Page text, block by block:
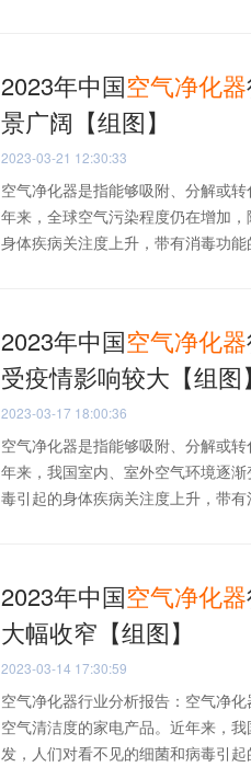
2023年中国空气净化器
景广阔【组图】
2023-03-21 12:30:33
空气净化器是指能够吸附、分解或
年来，全球空气污染程度仍在增加
身体疾病关注度上升，带有消毒功
2023年中国空气净化器
受疫情影响较大【组图
2023-03-17 18:00:36
空气净化器是指能够吸附、分解或
年来，我国室内、室外空气环境逐
毒引起的身体疾病关注度上升，带
2023年中国空气净化器
大幅收窄【组图】
2023-03-14 17:30:59
空气净化器行业分析报告：空气净
空气清洁度的家电产品。近年来，
发，人们对看不见的细菌和病毒引